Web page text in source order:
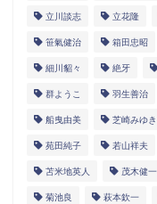
立川談志 立花隆
笹氣健治 箱田忠昭
細川貂々 絶牙
群ようこ 羽生善治
船曳由美 芝崎みゆき
苑田純子 若山祥夫
苫米地英人 茂木健
菊池良 萩本欽一